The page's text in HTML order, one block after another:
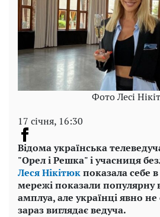
Фото Лесі
17 січня, 16:30
Відома українська
"Орел і Решка" і учасниця
Леся Нікітюкпоказала себе
мережі показали популярну
амплуа, але українці явно
зараз виглядає ведуча.